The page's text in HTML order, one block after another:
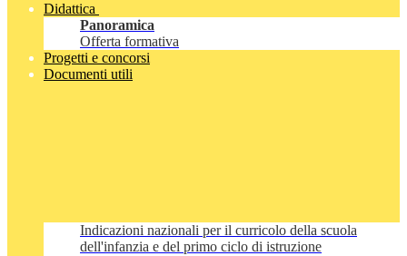
Didattica
Panoramica
Offerta formativa
Progetti e concorsi
Documenti utili
Indicazioni nazionali per il curricolo della scuola
dell'infanzia e del primo ciclo di istruzione